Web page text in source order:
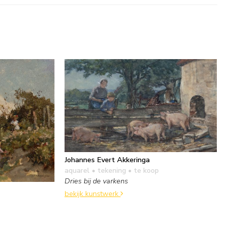
Johannes Evert Akkeringa
aquarel • tekening • te koop
Dries bij de varkens
bekijk kunstwerk